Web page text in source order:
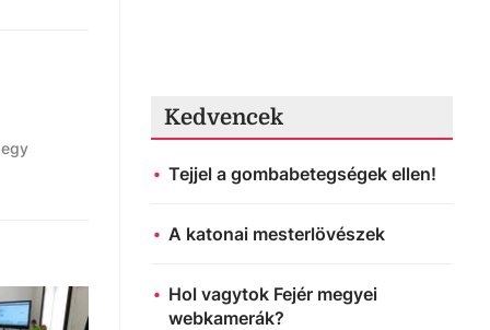
Kedvencek
Tejjel a gombabetegségek ellen!
A katonai mesterlövészek
Hol vagytok Fejér megyei
webkamerák?